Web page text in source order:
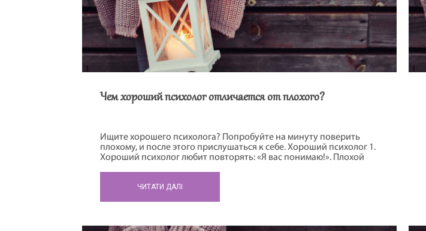
Чем хороший психолог отличается от плохого?
Ищите хорошего психолога? Попробуйте на минуту поверить
плохому, и после этого прислушаться к себе. Хороший психолог 1.
Хороший психолог любит повторять: «Я вас понимаю!». Плохой
психолог рассматривает его с интересом, граничащим с издёвкой.
ЧИТАТИ ДАЛІ